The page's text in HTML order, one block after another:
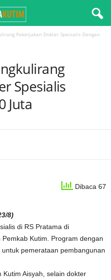
Pekerjakan Dokter Spesialis Dengan
Spesialis
Juta
Dibaca 67
8)
di RS Pratama di
Kutim. Program dengan
pemerataan pembangunan
Aisyah, selain dokter